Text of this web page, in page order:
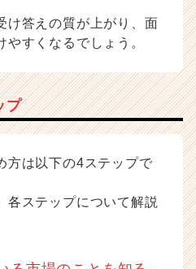
け答えの質が上がり、面
すくなるでしょう。
プ
方は以下の4ステップで
各ステップについて解説